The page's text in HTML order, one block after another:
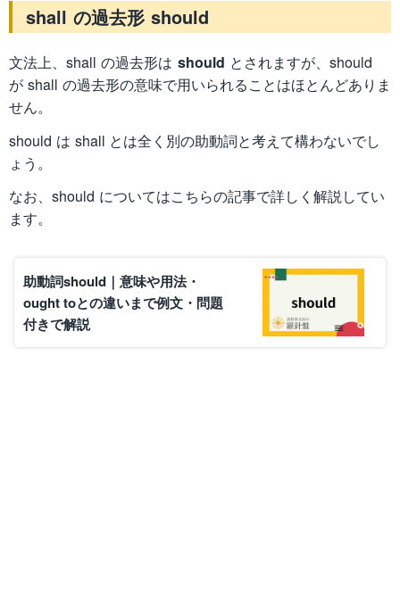
shall の過去形 should
文法上、shall の過去形は should とされますが、should
が shall の過去形の意味で用いられることはほとんどありま
せん。
should は shall とは全く別の助動詞と考えて構わないでし
ょう。
なお、should についてはこちらの記事で詳しく解説してい
ます。
助動詞should｜意味や用法・
ought toとの違いまで例文・問題
付きで解説